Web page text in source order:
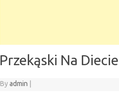
Przekąski Na
Byadmin